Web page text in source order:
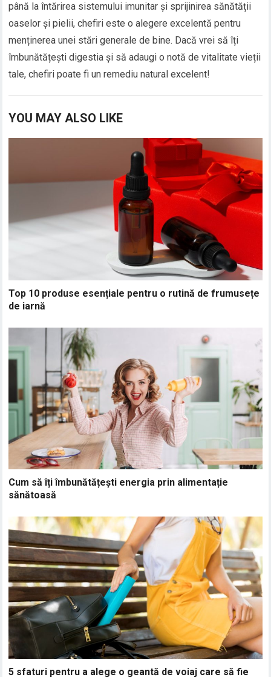
până la întărirea sistemului imunitar și sprijinirea sănătății
oaselor și pielii, chefiri este o alegere excelentă pentru
menținerea unei stări generale de bine. Dacă vrei să îți
îmbunătățești digestia și să adaugi o notă de vitalitate vieții
tale, chefiri poate fi un remediu natural excelent!
YOU MAY ALSO LIKE
Top 10 produse esențiale pentru o rutină de frumusețe
de iarnă
Cum să îți îmbunătățești energia prin alimentație
sănătoasă
5 sfaturi pentru a alege o geantă de voiaj care să fie